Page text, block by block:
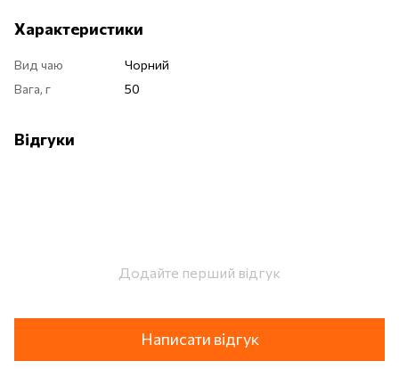
Характеристики
Вид чаю
Чорний
Вага, г
50
Відгуки
Додайте перший відгук
Написати відгук